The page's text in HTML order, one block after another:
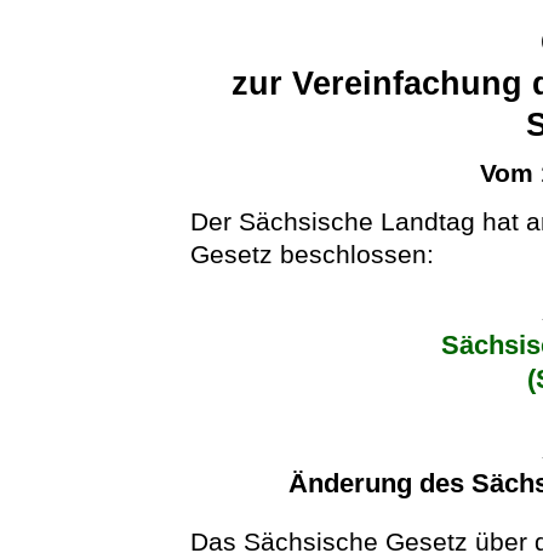
zur Vereinfachung
Vom
Der Sächsische Landtag hat
Gesetz beschlossen:
Änderung des
Das Sächsische Gesetz über